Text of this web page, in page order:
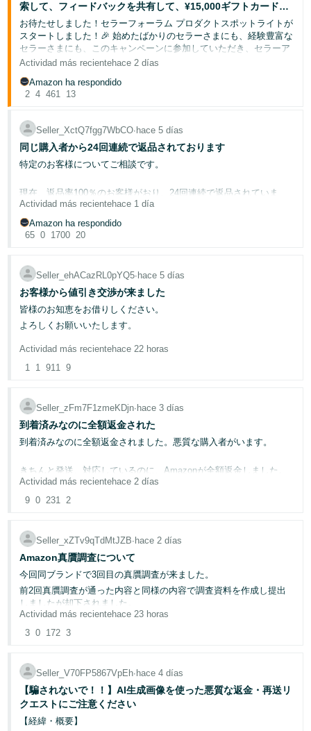
索して、フィードバックを共有して、¥15,000ギフトカードを
獲得するチャンス！
お待たせしました！セラーフォーラム プロダクトスポットライトが
スタートしました！🎉 始めたばかりのセラーさまにも、経験豊富な
セラーさまにも、このキャンペーンに参加していただき、セラーア
シスタントを試してその体験を共有していただきたいと思います。
ラーさまが新しい発見をする手助けにもなります。
「アカウント健全性を確認してください。」
[カテゴリー]で販売したいのですが、販売要件と承認手順を
教えてください。」
い。」
参加方法：
上記のプロンプトを試してください（自由に探索しても
OK！）。
このスレッドに返信して、何を試したか、何がうまくいった
か、何を改善してほしいか共有してください。
結果を見せてくれませんか？画像アイコン（📷）を使って、会話の
スクリーンショットを返信に添付してください。対応形式：JPGま
す。
回答受付期間：08/17まで。当選者にはセラーセントラルアカウン
ト経由でご連絡し、フォーラムでユーザー名を発表します。参加無
Actividad más recientehace 2 días
Amazon ha respondido
2 4 461 13
Seller_XctQ7fgg7WbCO∙hace 5 días
同じ購入者から24回連続で返品されております
特定のお客様についてご相談です。
現在、返品率100％のお客様がおり、24回連続で返品されていま
す。
過去に2回ほどサポートへ相談し、「調査します」と回答をいただ
きましたが、
このお客様はFBAだけでなく自己発送の商品も購入して返品されま
す。
また、まとめ買いではなく、1回購入しては返品という流れを繰り
返されており、
同じASINを8～10回近く購入・返品された商品も複数あります。
出品停止になってしまった商品もありました。
そのため、同じ商品を５回程度返品された時点で、これ以上被害が
広がらないよう、
やむを得ずFBA在庫を返送し、販売を停止したことも何度もありま
ただきたい旨を丁寧にお願いしたところ、
ました。
しかし、数日前からまた返品が再開しています。
ここまで同じ商品を何度も購入・返品される方は初めてで、大変困
っています。
また、無視されるのだろうなと思いつつ、もう一度だけご相談しよ
うとは思っておりますが
調査した上でだとしたら、なおさら残念です。
セラーより、悪意を持った返品行動を繰り返すお客様を守る事が
Amazon様の正義なのでしょうか…。
Actividad más recientehace 1 día
Amazon ha respondido
65 0 1700 20
Seller_ehACazRL0pYQ5∙hace 5 días
お客様から値引き交渉が来ました
皆様のお知恵をお借りしください。
よろしくお願いいたします。
購入予定のお客様より商品ページから10点のまとめて購入するから
と値引き交渉のメッセージが届きました。
★もし、お値引きした商品ページを作成したとしても専用ページは
できないこと
★他のお客様が購入されても同じものを在庫補充はできないこと
★Amazonのポリシーで特定のお客様のために商品ページを作成し
10年以上Amazonで販売していて2、3回の値引き交渉のメッセージ
はきたことはあるのですが
10点のまとめ買いに少し惹かれており、対応をしてもよいかと思い
ましたが
Amazonで禁止されていることなのかどうかも調べてみましたが
ヘルプでもフォーラムでも見つかりませんでした。
お客様のご希望に対応しAmazonのポリシー違反でアカウント停止
になることを恐れています。
こういったお客様より、値引き交渉に対応をされた方はいらっしゃ
お知恵をお借りできたらと思います。
よろしくお願いいたします。
Actividad más recientehace 22 horas
1 1 911 9
Seller_zFm7F1zmeKDjn∙hace 3 días
到着済みなのに全額返金された
到着済みなのに全額返金されました。悪質な購入者がいます。
きちんと発送、対応しているのに、Amazonが全額返金しました。
佐川急便での発送でしたので、購入者のサインのコピーと配達担当
の証言(重かったことや本人に印鑑をもらったことなど)の証拠があ
この商品に関して商品に不具合があると言われて返品するように連
絡しましたが返品しずマーケットプライス申請を使ってます。
同じ日に別の商品を購入されましたが、その商品にもクレームをし
てきてます。
全て購入した商品にクレームを出す人だと思います。
3回申し立てをしましたがダメでした。
こういうのは泣き寝入りなのでしょうか？
みなさんは経験ありますか？
警察に被害届を出そうと思ってます。
Actividad más recientehace 2 días
9 0 231 2
Seller_xZTv9qTdMtJZB∙hace 2 días
Amazon真贋調査について
今回同ブランドで3回目の真贋調査が来ました。
前2回真贋調査が通った内容と同様の内容で調査資料を作成し提出
しましたが却下されました。
そのため健全性ページから電話を受けてなぜ過去2回同じブランド
で真贋調査を受けて無事に通ったのに今回はダメなのか？という質
取引先からの請求書、ブランドからの取引証明書など必要な書類は
そろっているのにもかかわらず却下され、あげく取引先とのやり取
りのメールを提出が必要とまで言われました。
その上何度も真贋調査のやり直しをするとアカウント停止のリスク
Actividad más recientehace 23 horas
3 0 172 3
Seller_V70FP5867VpEh∙hace 4 días
【騙されないで！！】AI生成画像を使った悪質な返金・再送リ
クエストにご注意ください
【経緯・概要】